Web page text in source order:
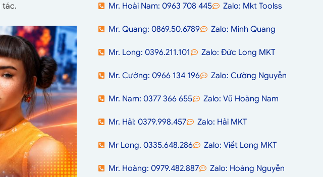
tác.
Mr. Hoài Nam: 0963 708 445 Zalo: Mkt Toolss
Mr. Quang: 0869.50.6789 Zalo: Minh Quang
Mr. Long: 0396.211.101 Zalo: Đức Long MKT
Mr. Cường: 0966 134 196 Zalo: Cường Nguyễn
Mr. Nam: 0377 366 655 Zalo: Vũ Hoàng Nam
Mr. Hải: 0379.998.457 Zalo: Hải MKT
Mr Long. 0335.648.286 Zalo: Viết Long MKT
Mr. Hoàng: 0979.482.887 Zalo: Hoàng Nguyễn